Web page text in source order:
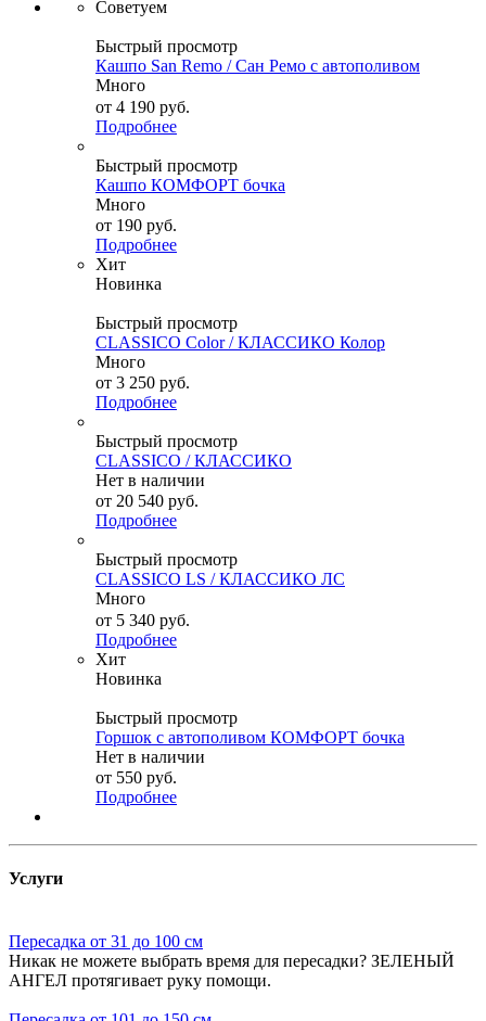
Советуем
Быстрый просмотр
Кашпо San Remo / Сан Ремо с автополивом
Много
от 4 190 руб.
Подробнее
Быстрый просмотр
Кашпо КОМФОРТ бочка
Много
от 190 руб.
Подробнее
Хит
Новинка
Быстрый просмотр
CLASSICO Color / КЛАССИКО Колор
Много
от 3 250 руб.
Подробнее
Быстрый просмотр
CLASSICO / КЛАССИКО
Нет в наличии
от 20 540 руб.
Подробнее
Быстрый просмотр
CLASSICO LS / КЛАССИКО ЛС
Много
от 5 340 руб.
Подробнее
Хит
Новинка
Быстрый просмотр
Горшок с автополивом КОМФОРТ бочка
Нет в наличии
от 550 руб.
Подробнее
Услуги
Пересадка от 31 до 100 см
Никак не можете выбрать время для пересадки? ЗЕЛЕНЫЙ
АНГЕЛ протягивает руку помощи.